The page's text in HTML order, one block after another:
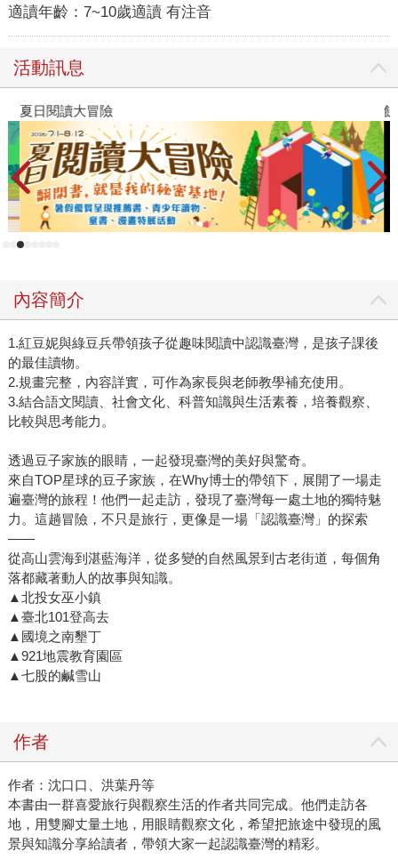
適讀年齡： 7~10歲適讀 有注音
活動訊息
夏日閱讀大冒險
內容簡介
1.紅豆妮與綠豆兵帶領孩子從趣味閱讀中認識臺灣，是孩子課後
的最佳讀物。
2.規畫完整，內容詳實，可作為家長與老師教學補充使用。
3.結合語文閱讀、社會文化、科普知識與生活素養，培養觀察、
比較與思考能力。
透過豆子家族的眼睛，一起發現臺灣的美好與驚奇。
來自TOP星球的豆子家族，在Why博士的帶領下，展開了一場走
遍臺灣的旅程！他們一起走訪，發現了臺灣每一處土地的獨特魅
力。這趟冒險，不只是旅行，更像是一場「認識臺灣」的探索
——
從高山雲海到湛藍海洋，從多變的自然風景到古老街道，每個角
落都藏著動人的故事與知識。
▲北投女巫小鎮
▲臺北101登高去
▲國境之南墾丁
▲921地震教育園區
▲七股的鹹雪山
作者
作者：沈口口、洪葉丹等
本書由一群喜愛旅行與觀察生活的作者共同完成。他們走訪各
地，用雙腳丈量土地，用眼睛觀察文化，希望把旅途中發現的風
景與知識分享給讀者，帶領大家一起認識臺灣的精彩。